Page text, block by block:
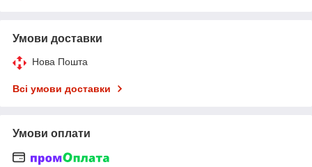
Умови доставки
Нова Пошта
Всі умови доставки
Умови оплати